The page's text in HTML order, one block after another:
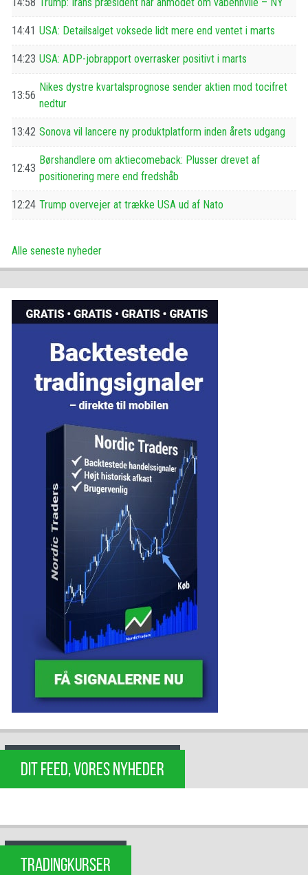
14:41 USA: Detailsalget voksede lidt mere end ventet i marts
14:23 USA: ADP-jobrapport overrasker positivt i marts
13:56
Nikes dystre kvartalsprognose sender aktien mod tocifret
nedtur
13:42 Sonova vil lancere ny produktplatform inden årets udgang
12:43
Børshandlere om aktiecomeback: Plusser drevet af
positionering mere end fredshåb
12:24 Trump overvejer at trække USA ud af Nato
Alle seneste nyheder
DIT FEED, VORES NYHEDER
TRADINGKURSER